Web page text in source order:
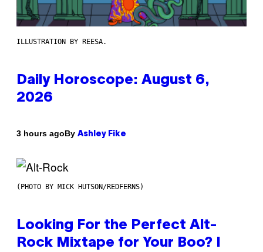
ILLUSTRATION BY REESA.
Daily Horoscope: August 6,
2026
3 hours agoBy Ashley Fike
(PHOTO BY MICK HUTSON/REDFERNS)
Looking For the Perfect Alt-
Rock Mixtape for Your Boo? I